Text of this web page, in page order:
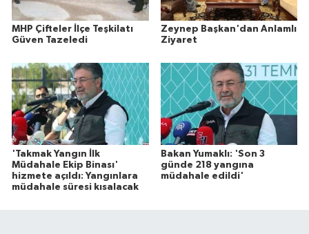
MHP Çifteler İlçe Teşkilatı
Güven Tazeledi
Zeynep Başkan'dan Anlamlı
Ziyaret
'Takmak Yangın İlk
Müdahale Ekip Binası'
hizmete açıldı: Yangınlara
müdahale süresi kısalacak
Bakan Yumaklı: 'Son 3
günde 218 yangına
müdahale edildi'